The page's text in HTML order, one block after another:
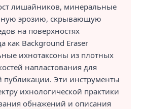
лишайников, минеральные
эрозию, скрывающую
на поверхностях
как Background Eraser
ихнотаксоны из плотных
напластования для
публикации. Эти инструменты
ихнологической практики
обнажений и описания